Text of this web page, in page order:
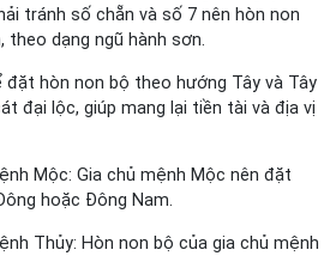
tránh số chẵn và số 7 nên hòn non
theo dạng ngũ hành sơn.
đặt hòn non bộ theo hướng Tây và Tây
đại lộc, giúp mang lại tiền tài và địa vị
Mộc: Gia chủ mệnh Mộc nên đặt
hoặc Đông Nam.
Thủy: Hòn non bộ của gia chủ mệnh